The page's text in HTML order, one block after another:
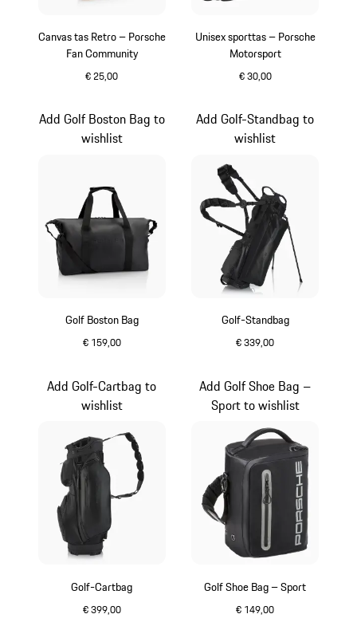
Canvas tas Retro – Porsche
Fan Community
€ 25,00
Unisex sporttas – Porsche
Motorsport
€ 30,00
Golf Boston Bag
€ 159,00
Add Golf Boston Bag to
wishlist
Golf-Standbag
€ 339,00
Add Golf-Standbag to
wishlist
Golf-Cartbag
€ 399,00
Add Golf-Cartbag to
wishlist
Golf Shoe Bag – Sport
€ 149,00
Add Golf Shoe Bag –
Sport to wishlist